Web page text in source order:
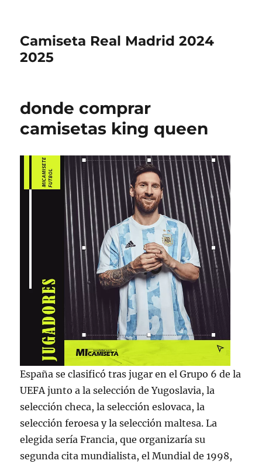
Camiseta Real Madrid 2024
2025
donde comprar
camisetas king queen
España se clasificó tras jugar en el Grupo 6 de la
UEFA junto a la selección de Yugoslavia, la
selección checa, la selección eslovaca, la
selección feroesa y la selección maltesa. La
elegida sería Francia, que organizaría su
segunda cita mundialista, el Mundial de 1998,